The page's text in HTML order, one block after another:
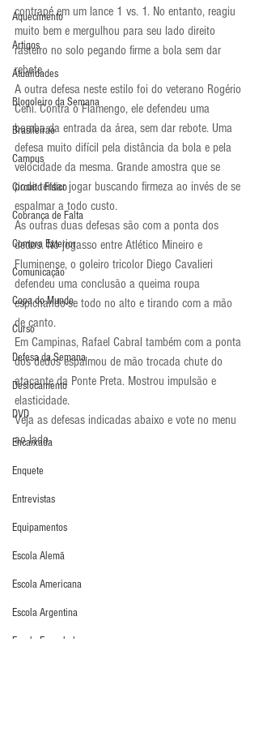
Aquecimento
Artigos
Atualidades
Blogoleiro da Semana
Brasileirão
Campus
Circuito Físico
Cobrança de Falta
Compra Exterior
Comunicação
Copa do Mundo
Curso
Defesa da Semana
Deslocamento
DVD
Encaixada
Enquete
Entrevistas
Equipamentos
Escola Alemã
Escola Americana
Escola Argentina
Escola Espanhola
contrapé em um lance 1 vs. 1. No entanto, reagiu
muito bem e mergulhou para seu lado direito
rasteiro no solo pegando firme a bola sem dar
rebote.
A outra defesa neste estilo foi do veterano Rogério
Ceni. Contra o Flamengo, ele defendeu uma
bomba da entrada da área, sem dar rebote. Uma
defesa muito difícil pela distância da bola e pela
velocidade da mesma. Grande amostra que se
pode tentar jogar buscando firmeza ao invés de se
espalmar a todo custo.
As outras duas defesas são com a ponta dos
dedos. No jogasso entre Atlético Mineiro e
Fluminense, o goleiro tricolor Diego Cavalieri
defendeu uma conclusão a queima roupa
espichando-se todo no alto e tirando com a mão
de canto.
Em Campinas, Rafael Cabral também com a ponta
dos dedos espalmou de mão trocada chute do
atacante da Ponte Preta. Mostrou impulsão e
elasticidade.
Veja as defesas indicadas abaixo e vote no menu
ao lado.